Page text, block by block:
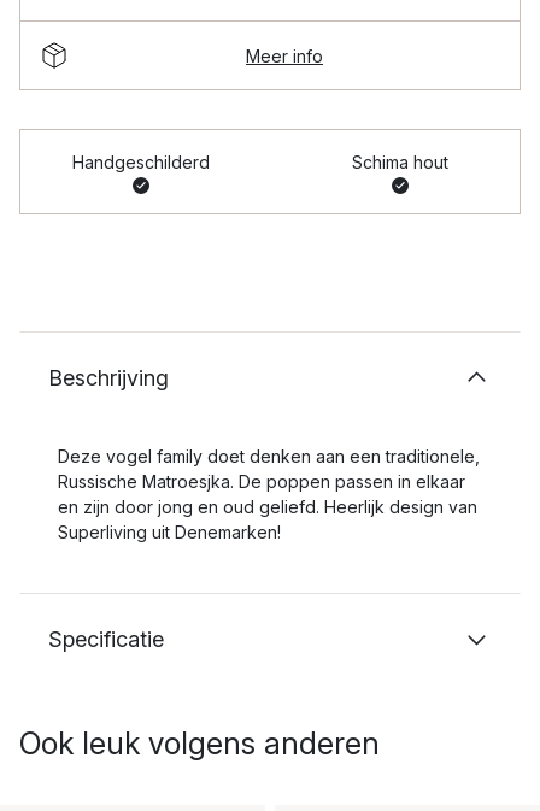
Meer info
Handgeschilderd Schima hout
Beschrijving
Deze vogel family doet denken aan een traditionele,
Russische Matroesjka. De poppen passen in elkaar
en zijn door jong en oud geliefd. Heerlijk design van
Superliving uit Denemarken!
Specificatie
Ook leuk volgens anderen